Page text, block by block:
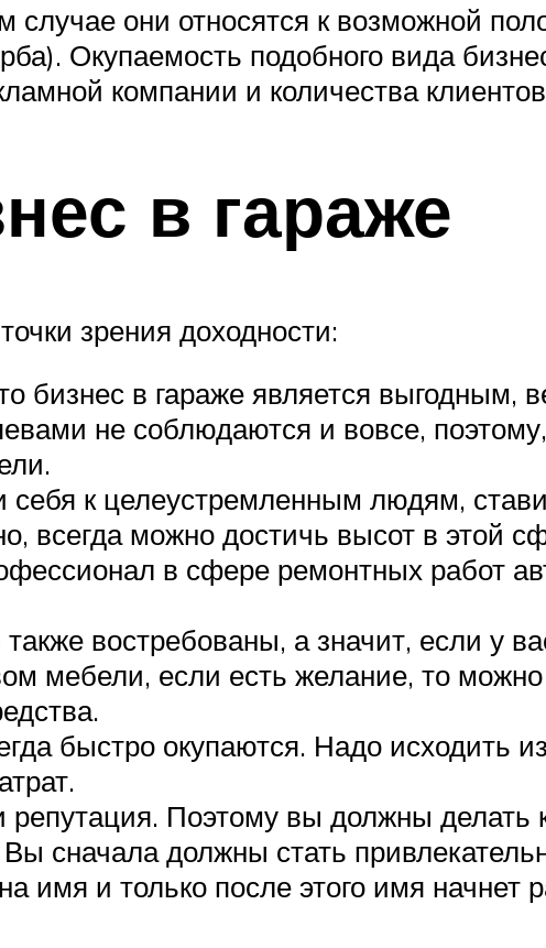
они относятся к возможной
Окупаемость подобного вида
компании и количества
в гараже
зрения доходности:
бизнес в гараже является выгодным,
не соблюдаются и вовсе,
себя к целеустремленным людям,
всегда можно достичь высот в этой
в сфере ремонтных работ
востребованы, а значит, если у
мебели, если есть желание, то
быстро окупаются. Надо исходить
Поэтому вы должны делать
сначала должны стать
имя и только после этого имя начнет